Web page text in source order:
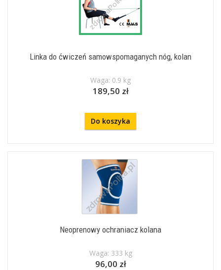
Linka do ćwiczeń samowspomaganych nóg, kolan
Waga: 0.9 kg
189,50 zł
Do koszyka
Neoprenowy ochraniacz kolana
Waga: 333 kg
96,00 zł